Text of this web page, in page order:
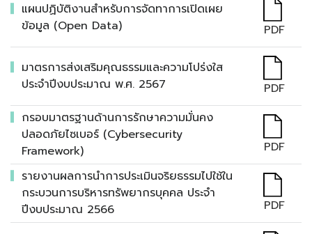
แผนปฏิบัติงานสำหรับการจัดทาการเปิดเผย
ข้อมูล (Open Data)
PDF
มาตรการส่งเสริมคุณธรรมและความโปร่งใส
ประจำปีงบประมาณ พ.ศ. 2567
PDF
กรอบมาตรฐานด้านการรักษาความมั่นคง
ปลอดภัยไซเบอร์ (Cybersecurity
Framework)
PDF
รายงานผลการนำการประเมินจริยธรรมไปใช้ใน
กระบวนการบริหารทรัพยากรบุคคล ประจำ
ปีงบประมาณ 2566
PDF